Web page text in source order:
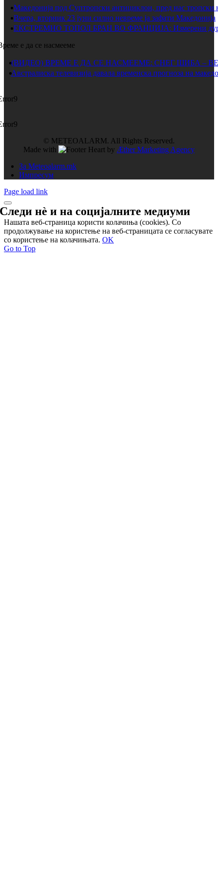
Македонија под Суптропски антициклон, пред нас тропски
Вчера, вторник 23 јуни силно невреме ја зафати Македонија
ЕКСТРЕМНО ТОПОЛ БРАН ВО ФРАНЦИЈА: Измерени дури
е да се насмееме
(ВИДЕО) ВРЕМЕ Е ДА СЕ НАСМЕЕМЕ: СНЕГ ШИБА –
Австралиска телевизија давала временска прогноза на
© METEOALARM. All Rights Reserved.
Made with
by Æther Marketing Agency
За Meteoalarm.mk
Импресум
Page load link
Следи нѐ и насоцијалните медиуми
Нашата веб-страница користи колачиња (cookies). Со
продолжување на користење на веб-страницата се согласувате
со користење на колачињата. OK
Go to Top